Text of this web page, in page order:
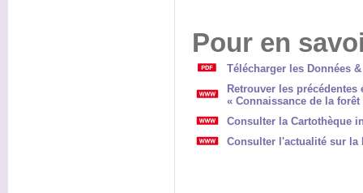
Pour en
Télécharger les Données
Retrouver les
« Connaissance de la forêt
Consulter la Cartothèque
Consulter l'actualité sur la